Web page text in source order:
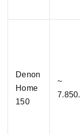
Denon
Home
150
~